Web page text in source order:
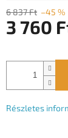
6 837 Ft –45 %
3 760
Részletes